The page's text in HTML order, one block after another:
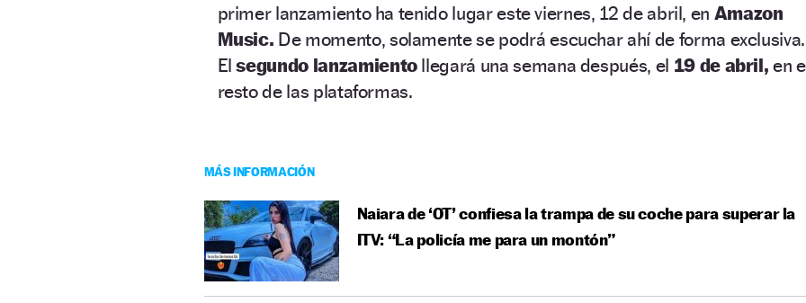
primer lanzamiento ha tenido lugar este viernes, 12 de abril, en Amazon
Music. De momento, solamente se podrá escuchar ahí de forma exclusiva.
Elsegundo lanzamientollegará una semana después, el 19 de abril, en
resto de las plataformas.
MÁS INFORMACIÓN
Naiara de ‘OT’ confiesa la trampa de su coche para superar la
ITV: “La policía me para un montón”